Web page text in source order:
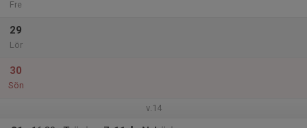
Fre
29
Lör
30
Sön
v.14